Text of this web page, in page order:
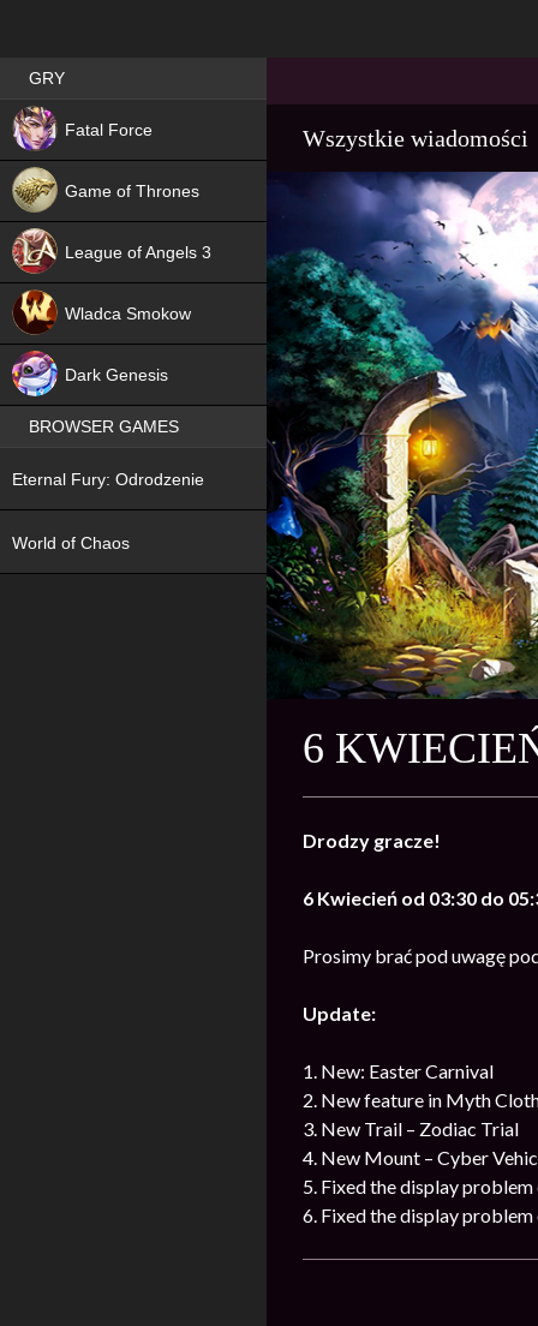
Wszystkie wiadomości
6
Drodzy gracze!
6 Kwiecień od 03:30 do
Prosimy brać pod uwagę
Update:
1. New: Easter Carnival
2. New feature in Myth
3. New Trail – Zodiac Trial
4. New Mount – Cyber
5. Fixed the display
6. Fixed the display
Best RPG games in Poland
GRY
Fatal Force
NEW
Game of Thrones
League of Angels 3
Wladca Smokow
Dark Genesis
NEW
BROWSER GAMES
Eternal Fury: Odrodzenie
World of Chaos
NEW